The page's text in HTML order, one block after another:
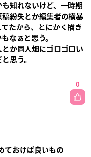
知れないけど、一時期
紛失とか編集者の横暴
たから、とにかく描き
なぁと思う。
か同人畑にゴロゴロい
思う。
0
ておけば良いもの